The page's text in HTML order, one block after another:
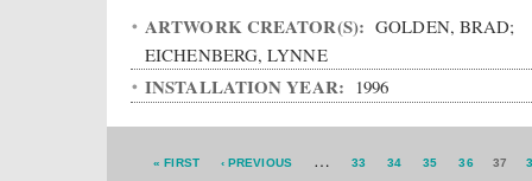
ARTWORK CREATOR(S): GOLDEN, BRAD;
EICHENBERG, LYNNE
INSTALLATION YEAR: 1996
« FIRST ‹ PREVIOUS … 33 34 35 36 37